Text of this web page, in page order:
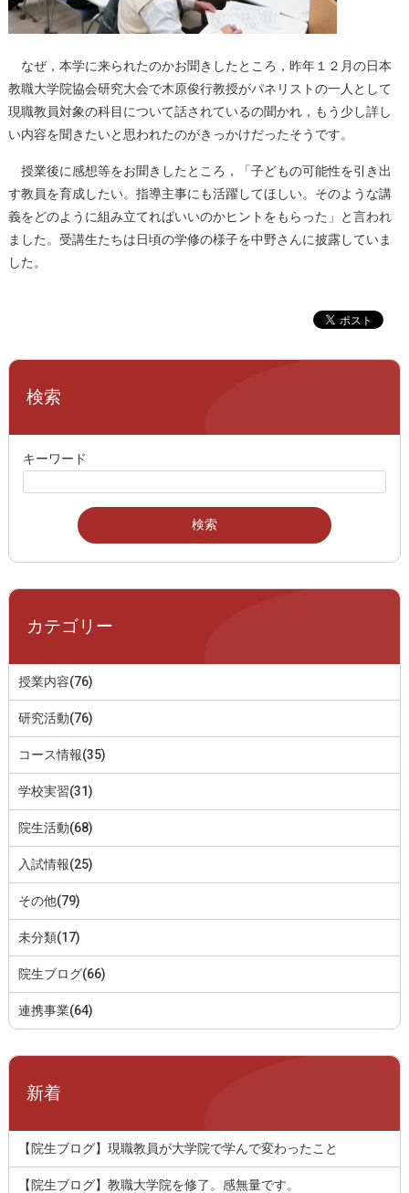
なぜ，本学に来られたのかお聞きしたところ，昨年１２月の日本
教職大学院協会研究大会で木原俊行教授がパネリストの一人として
現職教員対象の科目について話されているの聞かれ，もう少し詳し
い内容を聞きたいと思われたのがきっかけだったそうです。
授業後に感想等をお聞きしたところ，「子どもの可能性を引き出
す教員を育成したい。指導主事にも活躍してほしい。そのような講
義をどのように組み立てればいいのかヒントをもらった」と言われ
ました。受講生たちは日頃の学修の様子を中野さんに披露していま
した。
検索
キーワード
カテゴリー
授業内容(76)
研究活動(76)
コース情報(35)
学校実習(31)
院生活動(68)
入試情報(25)
その他(79)
未分類(17)
院生ブログ(66)
連携事業(64)
新着
【院生ブログ】現職教員が大学院で学んで変わったこと
【院生ブログ】教職大学院を修了。感無量です。